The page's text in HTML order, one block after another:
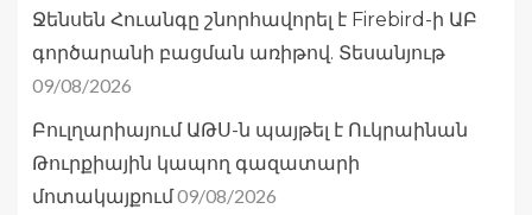
Ջենսեն Հուանգը շնորհավորել է Firebird-ի ԱԲ
գործարանի բացման առիթով. Տեսանյութ
09/08/2026
Բուլղարիայում ԱԹՍ-ն պայթել է Ուկրաինան
Թուրքիային կապող գազատարի
մոտակայքում09/08/2026